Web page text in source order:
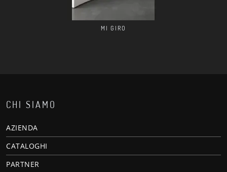
MI GIRO
CHI SIAMO
AZIENDA
CATALOGHI
PARTNER